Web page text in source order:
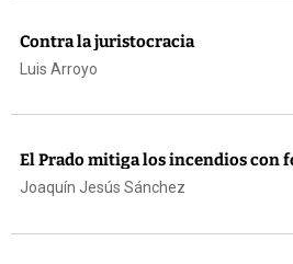
Contra la juristocracia
Luis Arroyo
El Prado mitiga los incendios con
Joaquín Jesús Sánchez